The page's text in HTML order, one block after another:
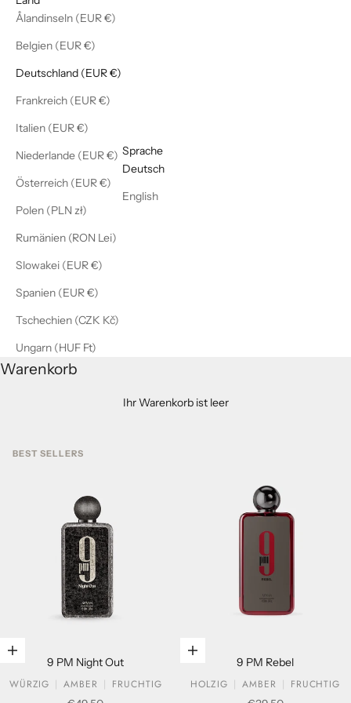
Ålandinseln (EUR €)
Belgien (EUR €)
Deutschland (EUR €)
Frankreich (EUR €)
Italien (EUR €)
Niederlande (EUR €)
Österreich (EUR €)
Polen (PLN zł)
Rumänien (RON Lei)
Slowakei (EUR €)
Spanien (EUR €)
Tschechien (CZK Kč)
Ungarn (HUF Ft)
Sprache
Deutsch
English
Warenkorb
Ihr Warenkorb ist leer
BEST SELLERS
In den Warenkorb legen
9 PM Night Out
WÜRZIG
AMBER
FRUCHTIG
In den Warenkorb legen
9 PM Rebel
HOLZIG
AMBER
FRUCHTIG